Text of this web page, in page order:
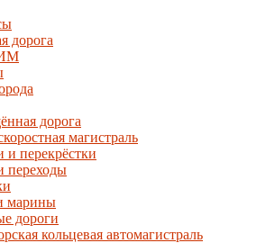
дорога
дорога
магистраль
и перекрёстки
переходы
марины
дороги
кольцевая автомагистраль